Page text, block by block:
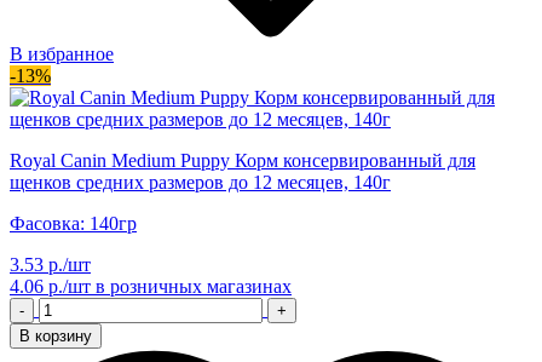
В избранное
-13%
Royal Canin Medium Puppy Корм консервированный для
щенков средних размеров до 12 месяцев, 140г
Фасовка: 140гр
3.53 р./шт
4.06 р./шт в розничных магазинах
-
+
В корзину